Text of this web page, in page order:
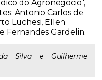
do Agronegócio",
Antonio Carlos de
Luchesi, Ellen
Fernandes Gardelin.
Silva e Guilherme